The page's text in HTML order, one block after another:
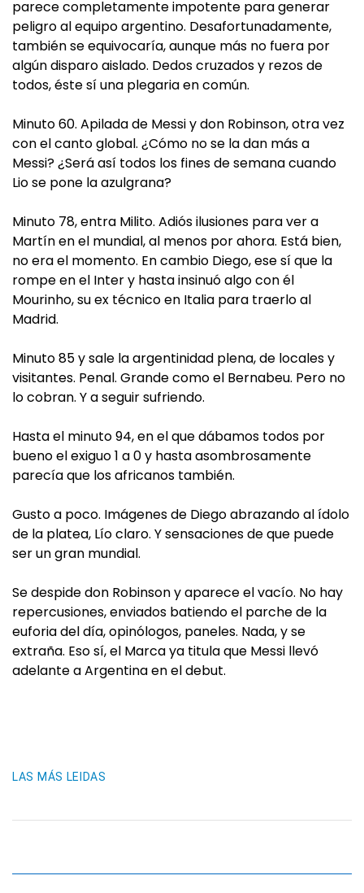
parece completamente impotente para generar
peligro al equipo argentino. Desafortunadamente,
también se equivocaría, aunque más no fuera por
algún disparo aislado. Dedos cruzados y rezos de
todos, éste sí una plegaria en común.
Minuto 60. Apilada de Messi y don Robinson, otra vez
con el canto global. ¿Cómo no se la dan más a
Messi? ¿Será así todos los fines de semana cuando
Lio se pone la azulgrana?
Minuto 78, entra Milito. Adiós ilusiones para ver a
Martín en el mundial, al menos por ahora. Está bien,
no era el momento. En cambio Diego, ese sí que la
rompe en el Inter y hasta insinuó algo con él
Mourinho, su ex técnico en Italia para traerlo al
Madrid.
Minuto 85 y sale la argentinidad plena, de locales y
visitantes. Penal. Grande como el Bernabeu. Pero no
lo cobran. Y a seguir sufriendo.
Hasta el minuto 94, en el que dábamos todos por
bueno el exiguo 1 a 0 y hasta asombrosamente
parecía que los africanos también.
Gusto a poco. Imágenes de Diego abrazando al ídolo
de la platea, Lío claro. Y sensaciones de que puede
ser un gran mundial.
Se despide don Robinson y aparece el vacío. No hay
repercusiones, enviados batiendo el parche de la
euforia del día, opinólogos, paneles. Nada, y se
extraña. Eso sí, el Marca ya titula que Messi llevó
adelante a Argentina en el debut.
LAS MÁS LEIDAS